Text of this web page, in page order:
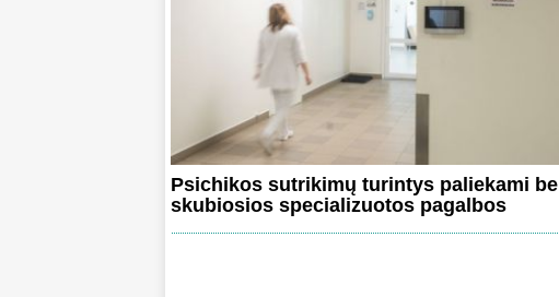
Psichikos sutrikimų turintys paliekami be
skubiosios specializuotos pagalbos